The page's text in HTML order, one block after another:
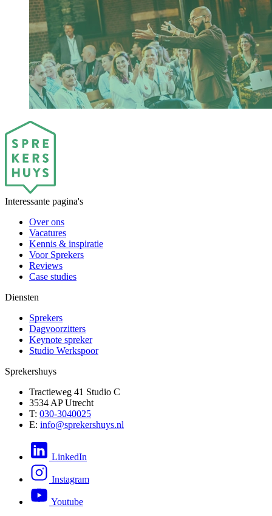
Interessante pagina's
Over ons
Vacatures
Kennis & inspiratie
Voor Sprekers
Reviews
Case studies
Diensten
Sprekers
Dagvoorzitters
Keynote spreker
Studio Werkspoor
Sprekershuys
Tractieweg 41 Studio C
3534 AP Utrecht
T: 030-3040025
E: info@sprekershuys.nl
LinkedIn
Instagram
Youtube